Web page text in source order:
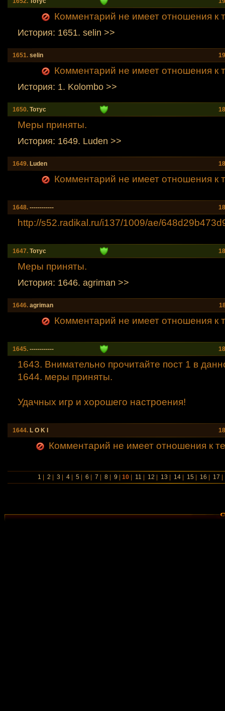
Комментарий не имеет отношения к
История: 1651. selin >>
1651. selin
Комментарий не имеет отношения к
История: 1. Kolombo >>
1650. Тотус
Меры приняты.
История: 1649. Luden >>
1649. Luden
Комментарий не имеет отношения к
1648. ------------
http://s52.radikal.ru/i137/1009/ae/648d29b473d
1647. Тотус
Меры приняты.
История: 1646. agriman >>
1646. agriman
Комментарий не имеет отношения к
1645. ------------
1643. Внимательно прочитайте пост 1 в
1644. меры приняты.
Удачных игр и хорошего настроения!
1644. L O K I
Комментарий не имеет отношения к
1 |2 |3 |4 |5 |6 |7 |8 |9 |10 11 12 13 14 15 16 17